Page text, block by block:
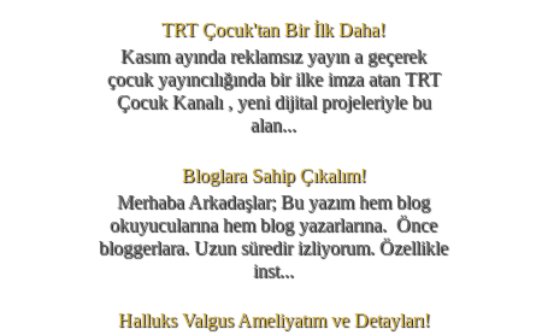
TRT Çocuk'tan Bir İlk Daha!
Kasım ayında reklamsız yayın a geçerek
çocuk yayıncılığında bir ilke imza atan TRT
Çocuk Kanalı , yeni dijital projeleriyle bu
alan...
Bloglara Sahip Çıkalım!
Merhaba Arkadaşlar; Bu yazım hem blog
okuyucularına hem blog yazarlarına. Önce
bloggerlara. Uzun süredir izliyorum. Özellikle
inst...
Halluks Valgus Ameliyatım ve Detayları!